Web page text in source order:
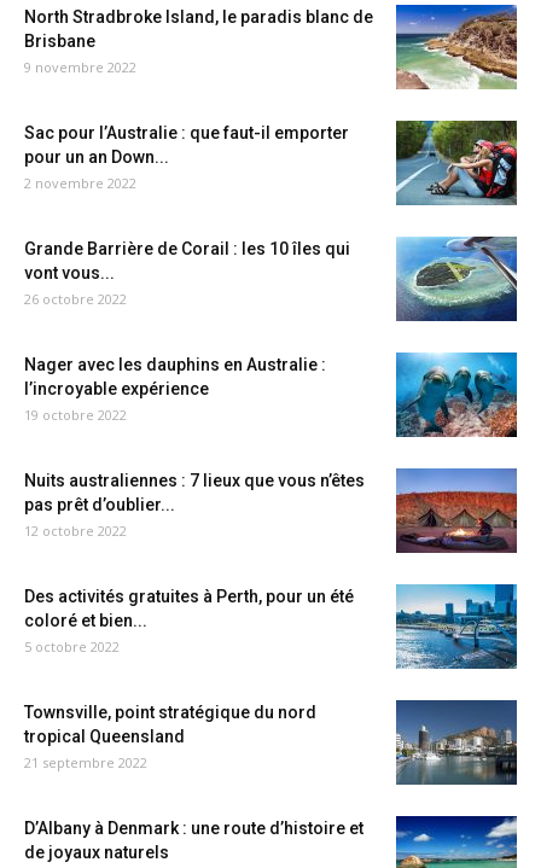
North Stradbroke Island, le paradis blanc de
Brisbane
9 novembre 2022
Sac pour l’Australie : que faut-il emporter
pour un an Down...
2 novembre 2022
Grande Barrière de Corail : les 10 îles qui
vont vous...
26 octobre 2022
Nager avec les dauphins en Australie :
l’incroyable expérience
19 octobre 2022
Nuits australiennes : 7 lieux que vous n’êtes
pas prêt d’oublier...
12 octobre 2022
Des activités gratuites à Perth, pour un été
coloré et bien...
5 octobre 2022
Townsville, point stratégique du nord
tropical Queensland
21 septembre 2022
D’Albany à Denmark : une route d’histoire et
de joyaux naturels